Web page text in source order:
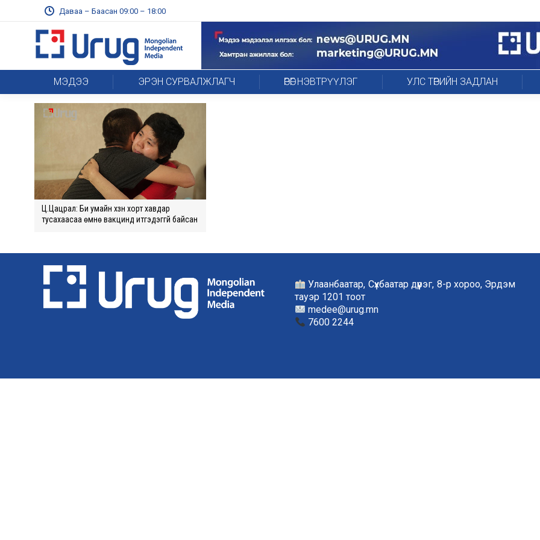
Даваа – Баасан 09:00 – 18:00
МЭДЭЭ ЭРЭН СУРВАЛЖЛАГЧ ӨРӨГ НЭВТРҮҮЛЭГ УЛС ТӨРИЙН ЗАДЛАН
Ц.Цацрал: Би умайн хүзүүн хорт хавдар
тусахаасаа өмнө вакцинд итгэдэггүй байсан
Улаанбаатар, Сүхбаатар дүүрэг, 8-р хороо, Эрдэм
тауэр 1201 тоот
medee@urug.mn
7600 2244